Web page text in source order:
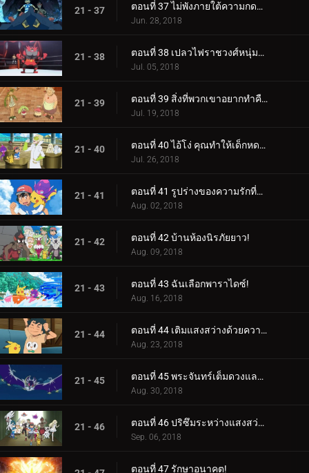
21 - 37 ตอนที่ 37 ไม่พังภายใต้ความกดดัน!
Jun. 28, 2018
21 - 38 ตอนที่ 38 เปลวไฟราชวงศ์หนุ่มลุกโชน!
Jul. 05, 2018
21 - 39 ตอนที่ 39 สิ่งที่พวกเขาอยากทำคือเต้นรำ เต้นรำ!
Jul. 19, 2018
21 - 40 ตอนที่ 40 ไอ้โง่ คุณทำให้เด็กหดตัว!
Jul. 26, 2018
21 - 41 ตอนที่ 41 รูปร่างของความรักที่กำลังมา!
Aug. 02, 2018
21 - 42 ตอนที่ 42 บ้านห้องนิรภัยยาว!
Aug. 09, 2018
21 - 43 ตอนที่ 43 ฉันเลือกพาราไดซ์!
Aug. 16, 2018
21 - 44 ตอนที่ 44 เติมแสงสว่างด้วยความมืด!
Aug. 23, 2018
21 - 45 ตอนที่ 45 พระจันทร์เต็มดวงและอาวุธมากมาย!
Aug. 30, 2018
21 - 46 ตอนที่ 46 ปริซึมระหว่างแสงสว่างและความมืด!
Sep. 06, 2018
ตอนที่ 47 รักษาอนาคต!